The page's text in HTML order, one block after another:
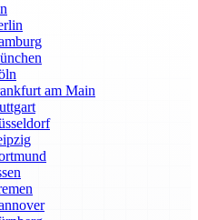
am Main